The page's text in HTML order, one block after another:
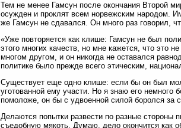
Тем не менее Гамсун после окончания Второй
осужден и проклят всем норвежским народом.
же Гамсун не сдавался. Он много раз говорил,
«Уже повторяется как клише: Гамсун не был
этого многих качеств, но мне кажется, что это
многом другом, и он никогда не оставался
политике было прежде всего этическим,
Существует еще одно клише: если бы он был
уготованной ему участи. Но я знаю его
помоложе, он бы с удвоенной силой боролся за
Делаются попытки развести по разные стороны
съедобную мякоть. Думаю, дело окончится как